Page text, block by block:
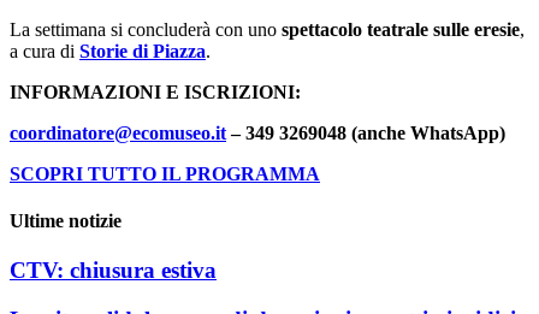
La settimana si concluderà con uno spettacolo teatrale sulle eresie,
a cura di Storie di Piazza.
INFORMAZIONI E ISCRIZIONI:
coordinatore@ecomuseo.it– 349 3269048 (anche WhatsApp)
SCOPRI TUTTO IL PROGRAMMA
Ultime notizie
CTV: chiusura estiva